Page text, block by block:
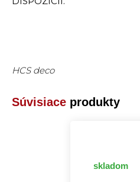
HCS deco
Súvisiace produkty
skladom